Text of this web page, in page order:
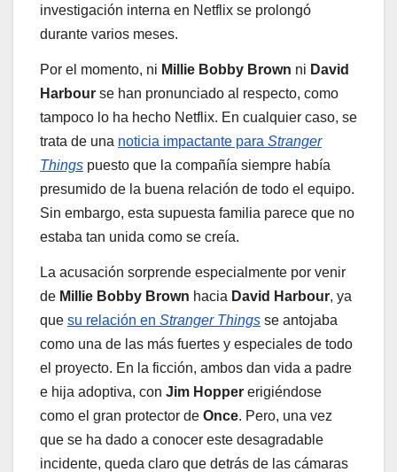
investigación interna en Netflix se prolongó
durante varios meses.
Por el momento, ni Millie Bobby Brown ni David
Harbour se han pronunciado al respecto, como
tampoco lo ha hecho Netflix. En cualquier caso, se
trata de una noticia impactante para Stranger
Things puesto que la compañía siempre había
presumido de la buena relación de todo el equipo.
Sin embargo, esta supuesta familia parece que no
estaba tan unida como se creía.
La acusación sorprende especialmente por venir
de Millie Bobby Brown hacia David Harbour, ya
que su relación en Stranger Things se antojaba
como una de las más fuertes y especiales de todo
el proyecto. En la ficción, ambos dan vida a padre
e hija adoptiva, con Jim Hopper erigiéndose
como el gran protector de Once. Pero, una vez
que se ha dado a conocer este desagradable
incidente, queda claro que detrás de las cámaras